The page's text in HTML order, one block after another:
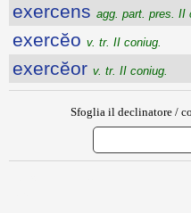
exercens agg. part. pres. II
exercĕo v. tr. II coniug.
exercĕor v. tr. II coniug.
Sfoglia il declinatore /